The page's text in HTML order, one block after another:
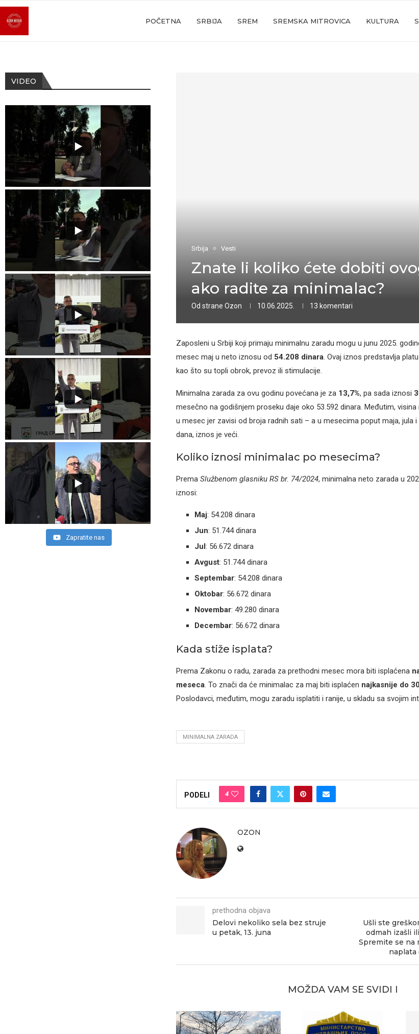
POČETNA SRBIJA SREM SREMSKA MITROVICA KULTURA
Srbija Vesti
Znate li koliko ćete dobiti
ako radite za minimalac?
Od strane Ozon 10.06.2025. 13 komentari
Zaposleni u Srbiji koji primaju minimalnu zaradu mogu u junu 2025.
mesec maj u neto iznosu od 54.208 dinara. Ovaj iznos predstavlja
kao što su topli obrok, prevoz ili stimulacije.
Minimalna zarada za ovu godinu povećana je za 13,7%, pa sada iznosi
mesečno na godišnjem proseku daje oko 53.592 dinara. Međutim,
u mesec jer zavisi od broja radnih sati – a u mesecima poput maja, jula
dana, iznos je veći.
Koliko iznosi minimalac po mesecima?
Prema Službenom glasniku RS br. 74/2024, minimalna neto zarada u
iznosi:
Maj: 54.208 dinara
Jun: 51.744 dinara
Jul : 56.672 dinara
Avgust: 51.744 dinara
Septembar: 54.208 dinara
Oktobar: 56.672 dinara
Novembar: 49.280 dinara
Decembar: 56.672 dinara
Kada stiže isplata?
Prema Zakonu o radu, zarada za prethodni mesec mora biti isplaćena
meseca. To znači da će minimalac za maj biti isplaćen najkasnije do
Poslodavci, međutim, mogu zaradu isplatiti i ranije, u skladu sa svojim
MINIMALNA ZARADA
PODELI 4
OZON
prethodna objava
Delovi nekoliko sela bez struje
u petak, 13. juna
Ušli ste
odmah izašli
Spremite se na
naplata
MOŽDA VAM SE SVIDI I
VIDEO
Zapratite nas